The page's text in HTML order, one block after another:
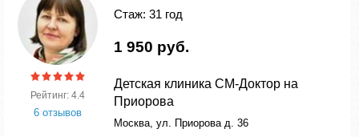
Рейтинг: 4.4
6 отзывов
Стаж: 31 год
1 950 руб.
Детская клиника СМ-Доктор на
Приорова
Москва, ул. Приорова д. 36